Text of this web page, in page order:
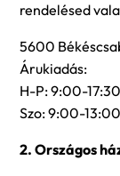
rendelésed
5600
Árukiadás:
H-P: 9:00-17:30
Szo: 9:00-13:00
2. Országos